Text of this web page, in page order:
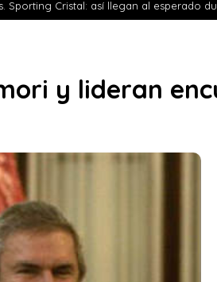
Sporting Cristal: así llegan al esperado
y lideran